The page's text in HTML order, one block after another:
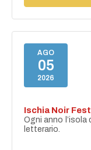
AGO
05
2026
Ischia Noir
Ogni anno l’isola
letterario.